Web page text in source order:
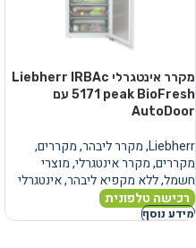
מקרר אינטגרלי Liebherr IRBAc
5171 peak BioFresh עם
AutoDoor
Liebherr
,מקרר ליבהר,מקררים,
מקררים,מקרר אינטגרלי,מוצרי
חשמל,ללא מקפיא ליבהר,אינטגרלי
רכישה טלפונית
מידע נוסף